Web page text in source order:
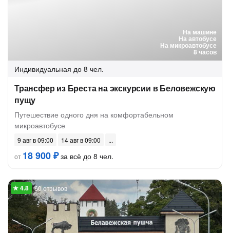
На машине
На автобусе
На микроавтобусе
8 часов
Индивидуальная до 8 чел.
Трансфер из Бреста на экскурсии в Беловежскую
пущу
Путешествие одного дня на комфортабельном
микроавтобусе
9 авг в 09:00
14 авг в 09:00
от 18 900 ₽за всё до 8 чел.
60 отзывов